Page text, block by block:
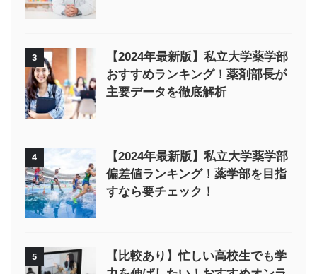
3
【2024年最新版】私立大学薬学部
おすすめランキング！薬剤部長が
主要データを徹底解析
4
【2024年最新版】私立大学薬学部
偏差値ランキング！薬学部を目指
すなら要チェック！
5
【比較あり】忙しい高校生でも学